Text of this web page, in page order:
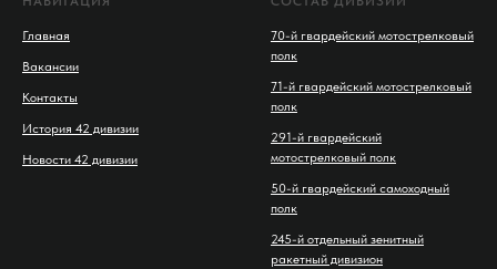
Главная
Вакансии
Контакты
История 42 дивизии
Новости 42 дивизии
70-й гвардейский мотострелковый
полк
71-й гвардейский мотострелковый
полк
291-й гвардейский
мотострелковый полк
50-й гвардейский самоходный
полк
245-й отдельный зенитный
ракетный дивизион